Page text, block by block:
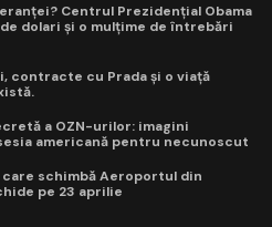
Centrul Prezidențial Obama
dolari și o mulțime de întrebări
contracte cu Prada și o viață
a OZN-urilor: imagini
americană pentru necunoscut
schimbă Aeroportul din
pe 23 aprilie